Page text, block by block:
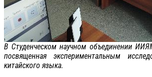
В Студенческом научном объединении
посвященная экспериментальным
китайского языка.